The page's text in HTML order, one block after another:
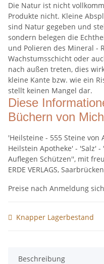
Die Natur ist nicht
Produkte nicht. Kleine
sind Natur gegeben und
sondern belegen die
und Polieren des Mineral -
Wachstumsschicht oder
nach außen treten, dies
kleine Kante bzw. wie ein
stellt keinen Mangel dar.
Diese
Büchern von
'Heilsteine - 555 Steine von
Heilstein Apotheke' - 'Salz'
Auflegen Schützen'', mit
ERDE VERLAGS, Saarbrücken
Preise nach Anmeldung
Knapper Lagerbestand
Beschreibung